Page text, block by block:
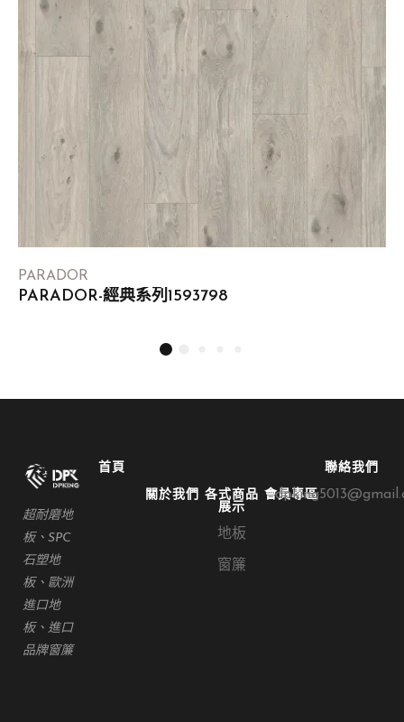
PARADOR
PARADOR-經典系列1593798
超耐磨地
板、SPC
石塑地
板、歐洲
進口地
板、進口
品牌窗簾
首頁
關於我們
各式商品
展示
地板
窗簾
會員專區
聯絡我們